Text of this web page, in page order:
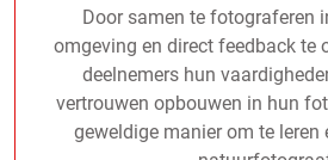
Door samen te fotograferen
omgeving en direct feedback te
deelnemers hun
vertrouwen opbouwen in hun
geweldige manier om te leren